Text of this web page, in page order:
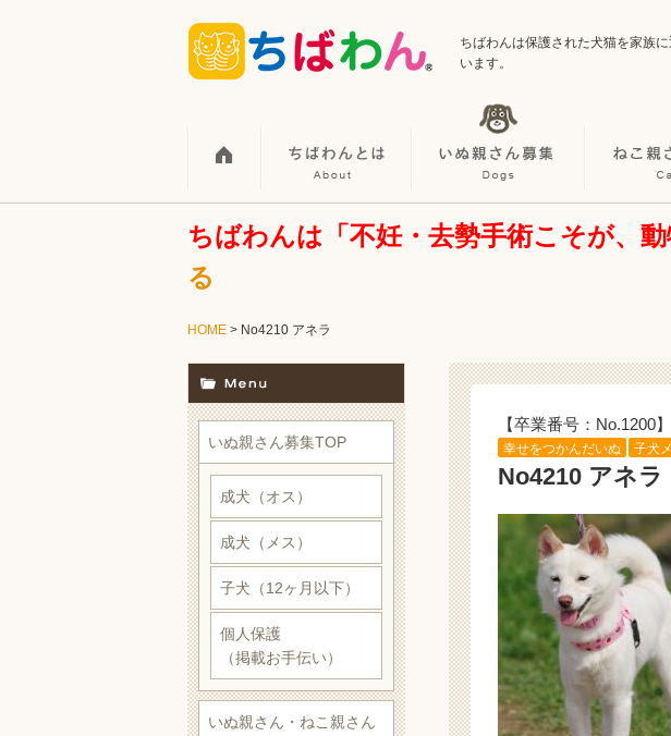
ちばわんは保護された犬猫を家族
います。
ちばわんは「不妊・去勢手術こそが、
る
HOME > No4210 アネラ
【卒業番号：No.1200】
幸せをつかんだいぬ 子犬
No4210 アネラ
いぬ親さん募集TOP
成犬（オス）
成犬（メス）
子犬（12ヶ月以下）
個人保護
（掲載お手伝い）
いぬ親さん・ねこ親さん